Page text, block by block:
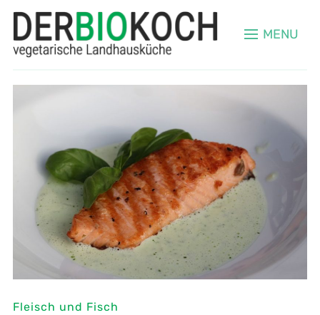
MENU
Fleisch und Fisch